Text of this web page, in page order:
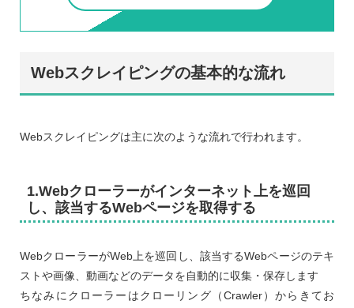
Webスクレイピングの基本的な流れ
Webスクレイピングは主に次のような流れで行われます。
1.Webクローラーがインターネット上を巡回
し、該当するWebページを取得する
WebクローラーがWeb上を巡回し、該当するWebページのテキ
ストや画像、動画などのデータを自動的に収集・保存します
ちなみにクローラーはクローリング（Crawler）からきてお